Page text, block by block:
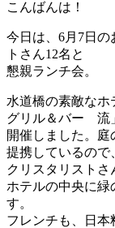
こんばんは！
今日は、6月7日
トさん12名と
懇親ランチ会。
水道橋の素敵な
グリル＆バー 流
開催しました。
提携しているので
クリスタリストさ
ホテルの中央に
す。
フレンチも、日本